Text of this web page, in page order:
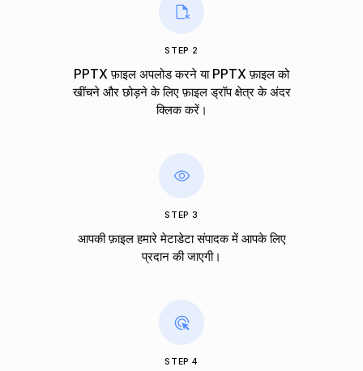
STEP 2
PPTX फ़ाइल अपलोड करने या PPTX फ़ाइल को
खींचने और छोड़ने के लिए फ़ाइल ड्रॉप क्षेत्र के अंदर
क्लिक करें।
STEP 3
आपकी फ़ाइल हमारे मेटाडेटा संपादक में आपके लिए
प्रदान की जाएगी।
STEP 4